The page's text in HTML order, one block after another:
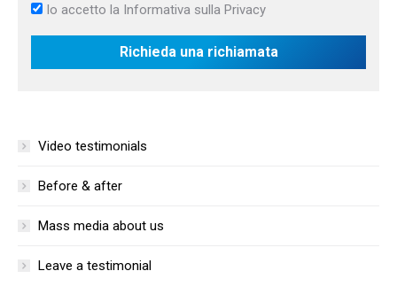
Io accetto la Informativa sulla Privacy
Video testimonials
Before & after
Mass media about us
Leave a testimonial